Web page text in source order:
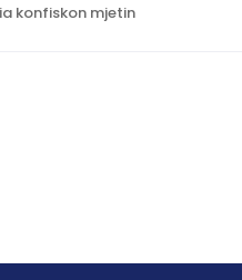
konfiskon mjetin